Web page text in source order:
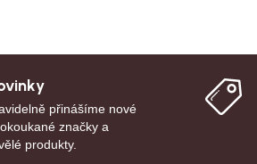
přinášíme nové
značky a
produkty.